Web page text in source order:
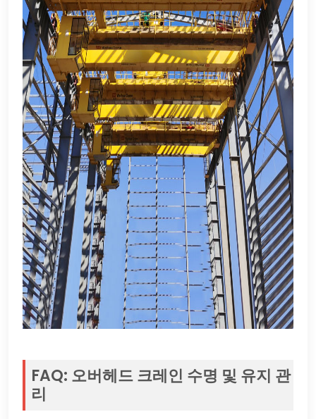
FAQ: 오버헤드 크레인 수명 및 유지 관
리